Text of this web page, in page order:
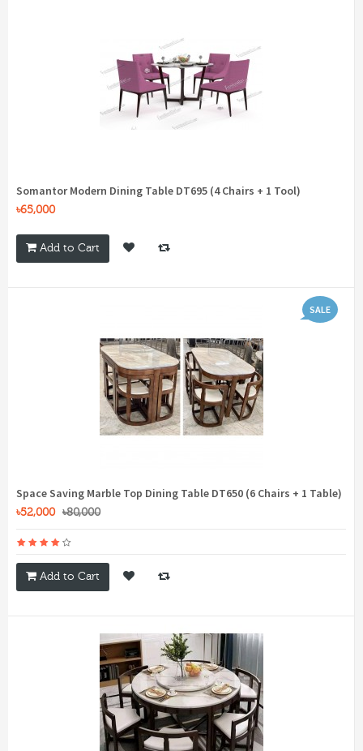
Somantor Modern Dining Table DT695 (4 Chairs + 1 Tool)
৳65,000
Add to Cart
SALE
Space Saving Marble Top Dining Table DT650 (6 Chairs + 1 Table)
৳52,000 ৳80,000
Add to Cart